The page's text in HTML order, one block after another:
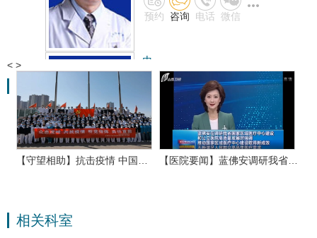
预约 咨询 电话 微信
主任医师、
预约
电话
< >
相关视频
【守望相助】抗击疫情 中国…
【医院要闻】蓝佛安调研我省…
相关科室